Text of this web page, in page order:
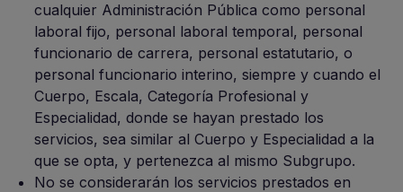
cualquier Administración Pública como personal
laboral fijo, personal laboral temporal, personal
funcionario de carrera, personal estatutario, o
personal funcionario interino, siempre y cuando el
Cuerpo, Escala, Categoría Profesional y
Especialidad, donde se hayan prestado los
servicios, sea similar al Cuerpo y Especialidad a la
que se opta, y pertenezca al mismo Subgrupo.
No se considerarán los servicios prestados en